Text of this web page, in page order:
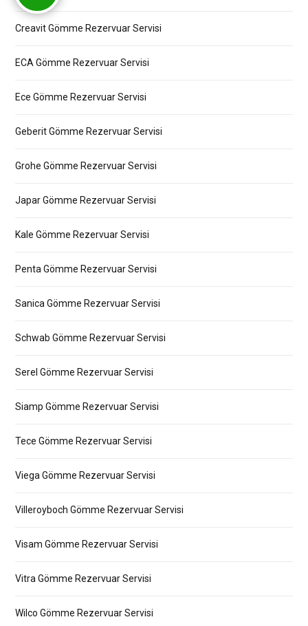
Creavit Gömme Rezervuar Servisi
ECA Gömme Rezervuar Servisi
Ece Gömme Rezervuar Servisi
Geberit Gömme Rezervuar Servisi
Grohe Gömme Rezervuar Servisi
Japar Gömme Rezervuar Servisi
Kale Gömme Rezervuar Servisi
Penta Gömme Rezervuar Servisi
Sanica Gömme Rezervuar Servisi
Schwab Gömme Rezervuar Servisi
Serel Gömme Rezervuar Servisi
Siamp Gömme Rezervuar Servisi
Tece Gömme Rezervuar Servisi
Viega Gömme Rezervuar Servisi
Villeroyboch Gömme Rezervuar Servisi
Visam Gömme Rezervuar Servisi
Vitra Gömme Rezervuar Servisi
Wilco Gömme Rezervuar Servisi